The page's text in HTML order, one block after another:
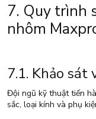
7. Quy trình
nhôm
7.1. Khảo
Đội ngũ kỹ thuật tiến
sắc, loại kính và phụ